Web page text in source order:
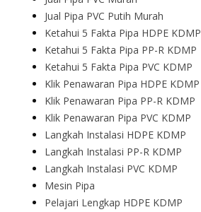
Jual Pipa PVC Putih Murah
Ketahui 5 Fakta Pipa HDPE KDMP
Ketahui 5 Fakta Pipa PP-R KDMP
Ketahui 5 Fakta Pipa PVC KDMP
Klik Penawaran Pipa HDPE KDMP
Klik Penawaran Pipa PP-R KDMP
Klik Penawaran Pipa PVC KDMP
Langkah Instalasi HDPE KDMP
Langkah Instalasi PP-R KDMP
Langkah Instalasi PVC KDMP
Mesin Pipa
Pelajari Lengkap HDPE KDMP